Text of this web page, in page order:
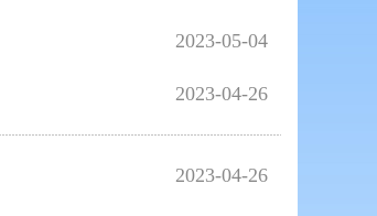
2023-05-04
2023-04-26
2023-04-26